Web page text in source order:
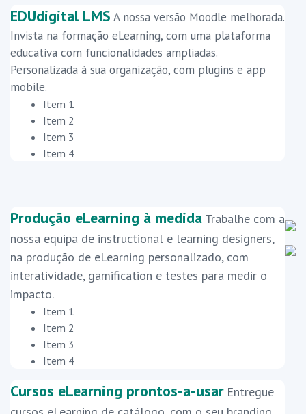
EDUdigital LMS A nossa versão Moodle melhorada.
Invista na formação eLearning, com uma plataforma
educativa com funcionalidades ampliadas.
Personalizada à sua organização, com plugins e app
mobile.
Item 1
Item 2
Item 3
Item 4
Produção eLearning à medida Trabalhe com a
nossa equipa de instructional e learning designers,
na produção de eLearning personalizado, com
interatividade, gamification e testes para medir o
impacto.
Item 1
Item 2
Item 3
Item 4
Cursos eLearning prontos-a-usar Entregue